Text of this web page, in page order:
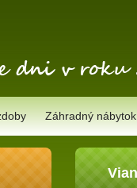
Záhradný nábytok